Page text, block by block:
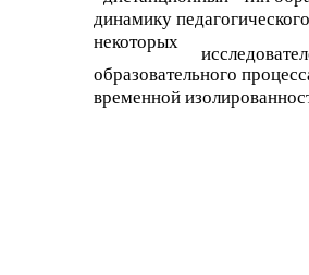
динамику
некоторых
образовательного
временной